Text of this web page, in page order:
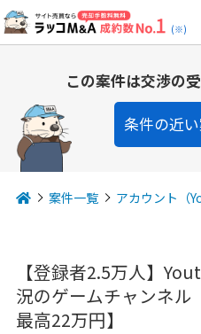
(※)
この案件は交渉の
条件の近
案件一覧 アカウント（
【登録者2.5万人】
況のゲームチャンネル
最高22万円】